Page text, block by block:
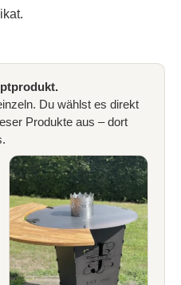
Du wählst es direkt
Produkte aus – dort